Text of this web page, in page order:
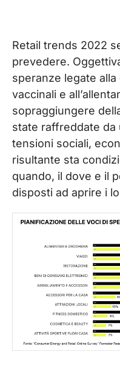
Retail trends 2022
prevedere.
speranze legate
vaccinali e
sopraggiungere
state raffreddate da
tensioni sociali,
risultante sta
quando, il dove e il
disposti ad aprire i